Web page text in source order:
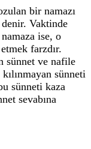
bir namazı
denir. Vaktinde
ise, o
farzdır.
sünnet ve nafile
sünneti
sünneti kaza
sevabına